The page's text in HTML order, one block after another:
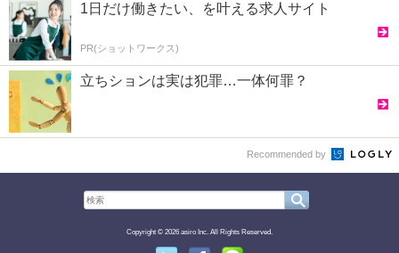
1日だけ働きたい、を叶える求人サイト
PR(ショットワークス)
立ちションは実は犯罪…一体何罪？
Recommended by
Copyright © 2026 asiro Inc. All Rights Reserved.